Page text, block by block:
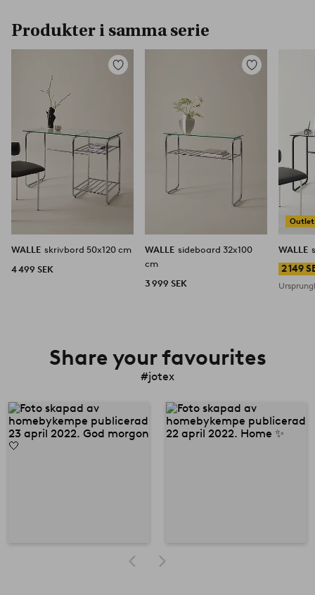
Produkter i samma serie
Lägg
WALLE skrivbord 50x120 cm
4 499 SEK
Lägg
WALLE sideboard 32x100
cm
3 999 SEK
Outlet
WALLE
2 149
Share your favourites
#jotex